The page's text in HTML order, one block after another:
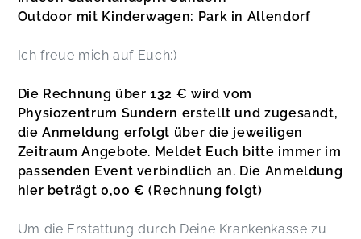
gestaltet und effektiv. Mit Rücksicht auf die
kleinen Begleiter. Die Tipps kann man gut
beherzigen. Ich werde es weiterempfehlen. :-)
Jasmin,
Eine ganz liebe, die Caro und ein tolles Training
Strapazen der Schwangerschaft und Geburt,
Outdoor mit Kinderwagen: Park in Allendorf
Ich freue mich auf Euch:)
Die Rechnung über 132 € wird vom
Physiozentrum Sundern erstellt und zugesandt,
die Anmeldung erfolgt über die jeweiligen
Zeitraum Angebote. Meldet Euch bitte immer im
passenden Event verbindlich an. Die Anmeldung
hier beträgt 0,00 € (Rechnung folgt)
Um die Erstattung durch Deine Krankenkasse zu